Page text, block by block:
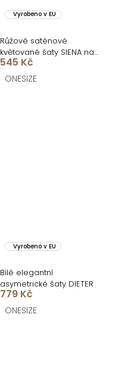
Vyrobeno v EU
Růžové saténové
květované šaty SIENA na
jedno rameno
545 Kč
ONESIZE
Vyrobeno v EU
Bílé elegantní
asymetrické šaty DIETER
779 Kč
ONESIZE